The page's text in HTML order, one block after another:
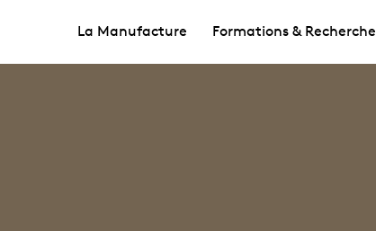
La Manufacture Formations & Recherche